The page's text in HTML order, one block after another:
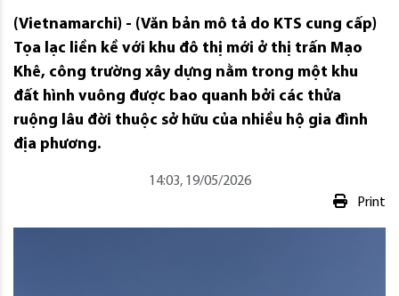
(Vietnamarchi) - (Văn bản mô tả do KTS cung cấp)
Tọa lạc liền kề với khu đô thị mới ở thị trấn Mạo
Khê, công trường xây dựng nằm trong một khu
đất hình vuông được bao quanh bởi các thửa
ruộng lâu đời thuộc sở hữu của nhiều hộ gia đình
địa phương.
14:03, 19/05/2026
Print